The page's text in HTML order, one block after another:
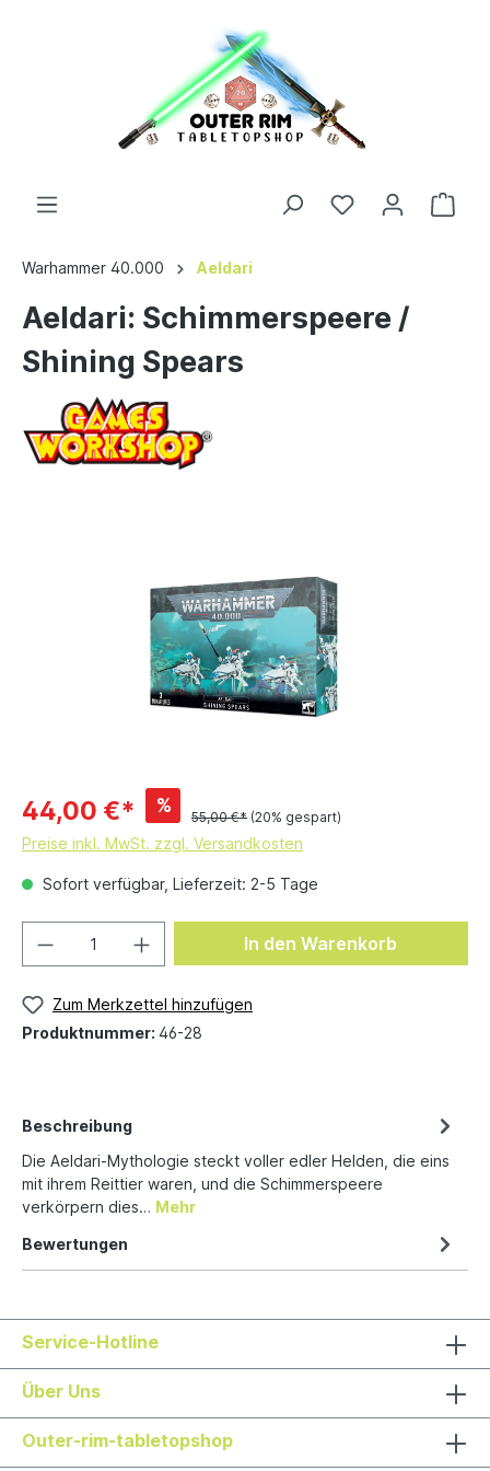
Warhammer 40.000 Aeldari
Aeldari: Schimmerspeere /
Shining Spears
44,00 €* %
55,00 €* (20% gespart)
Preise inkl. MwSt. zzgl. Versandkosten
Sofort verfügbar, Lieferzeit: 2-5 Tage
In den Warenkorb
Zum Merkzettel hinzufügen
Produktnummer: 46-28
Beschreibung
Die Aeldari-Mythologie steckt voller edler Helden, die eins
mit ihrem Reittier waren, und die Schimmerspeere
verkörpern dies… Mehr
Bewertungen
Service-Hotline
Über Uns
Outer-rim-tabletopshop